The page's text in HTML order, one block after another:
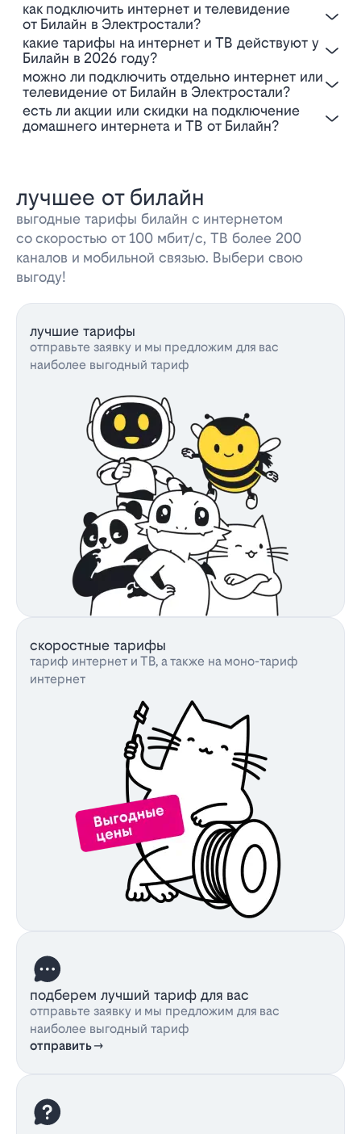
Как подключить интернет и телевидение
от Билайн в Электростали?
Какие тарифы на интернет и ТВ действуют у
Билайн в 2026 году?
Можно ли подключить отдельно интернет или
телевидение от Билайн в Электростали?
Есть ли акции или скидки на подключение
домашнего интернета и ТВ от Билайн?
лучшее от билайн
выгодные тарифы билайн с интернетом
со скоростью от 100 мбит/с, ТВ более 200
каналов и мобильной связью. Выбери свою
выгоду!
лучшие тарифы
отправьте заявку и мы предложим для вас
наиболее выгодный тариф
скоростные тарифы
тариф интернет и ТВ, а также на моно-тариф
интернет
подберем лучший тариф для вас
отправьте заявку и мы предложим для вас
наиболее выгодный тариф
отправить